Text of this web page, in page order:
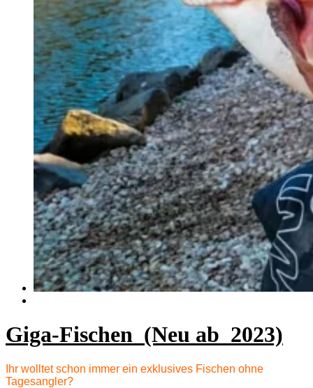
Giga-Fischen (Neu ab 2023)
Ihr wolltet schon immer ein exklusives Fischen ohne
Tagesangler?